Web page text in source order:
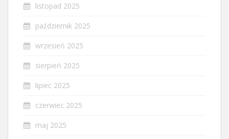
listopad 2025
październik 2025
wrzesień 2025
sierpień 2025
lipiec 2025
czerwiec 2025
maj 2025